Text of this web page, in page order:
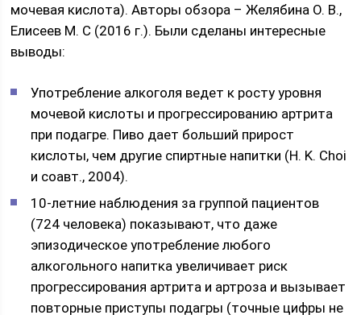
мочевая кислота). Авторы обзора – Желябина О. В.,
Елисеев М. С (2016 г.). Были сделаны интересные
выводы:
Употребление алкоголя ведет к росту уровня
мочевой кислоты и прогрессированию артрита
при подагре. Пиво дает больший прирост
кислоты, чем другие спиртные напитки (H. K. Choi
и соавт., 2004).
10-летние наблюдения за группой пациентов
(724 человека) показывают, что даже
эпизодическое употребление любого
алкогольного напитка увеличивает риск
прогрессирования артрита и артроза и вызывает
повторные приступы подагры (точные цифры не